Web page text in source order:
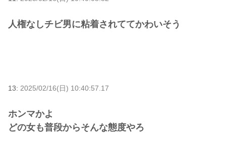
人権なしチビ男に粘着されててかわいそう
13: 2025/02/16(日) 10:40:57.17
ホンマかよ
どの女も普段からそんな態度やろ